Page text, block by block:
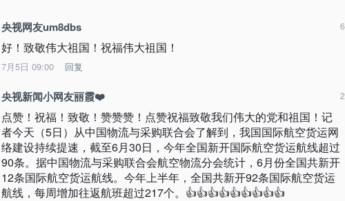
央视网友um8dbs
好！致敬伟大祖国！祝福伟大祖国！
7月5日 09:00 回复
6
央视新闻小网友丽霞❤️
点赞！祝福！致敬！赞赞赞！点赞祝福致敬我们伟大的党和祖国！记
者今天（5日）从中国物流与采购联合会了解到，我国国际航空货运网
络建设持续提速，截至6月30日，今年全国新开国际航空货运航线超过
90条。据中国物流与采购联合会航空物流分会统计，6月份全国共新开
12条国际航空货运航线。今年上半年，全国共新开92条国际航空货运
航线，每周增加往返航班超过217个。👍👍👍👍👍👍👍👍👍
2